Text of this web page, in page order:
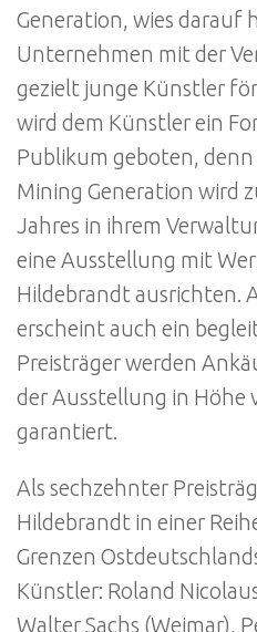
Generation, wies darauf
Unternehmen mit der
gezielt junge Künstler
wird dem Künstler ein
Publikum geboten,
Mining Generation wird
Jahres in ihrem
eine Ausstellung mit
Hildebrandt ausrichten.
erscheint auch ein
Preisträger werden
der Ausstellung in Höhe
garantiert.
Als sechzehnter
Hildebrandt in einer
Grenzen
Künstler: Roland
Walter Sachs (Weimar),